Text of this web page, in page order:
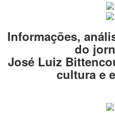
Informações,
do
José Luiz
cultura e